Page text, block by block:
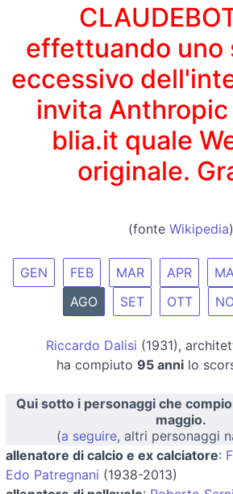
effettuando uno
eccessivo
invita
blia.it quale
originale.
(fonte Wikipedia)
GEN FEB MAR APR
AGO
SET OTT
Riccardo Dalisi (1931),
ha compiuto 95 anni lo
Qui sotto i personaggi che
maggio.
(a seguire, altri personaggi
allenatore di calcio e ex calciatore:
Edo Patregnani (1938-2013)